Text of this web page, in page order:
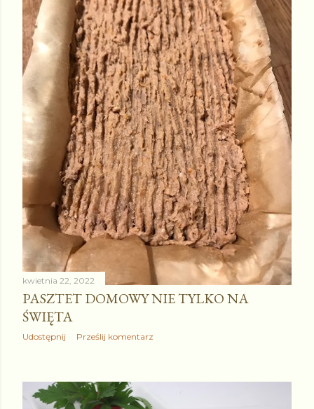
kwietnia 22, 2022
PASZTET DOMOWY NIE TYLKO NA
ŚWIĘTA
Udostępnij Prześlij komentarz